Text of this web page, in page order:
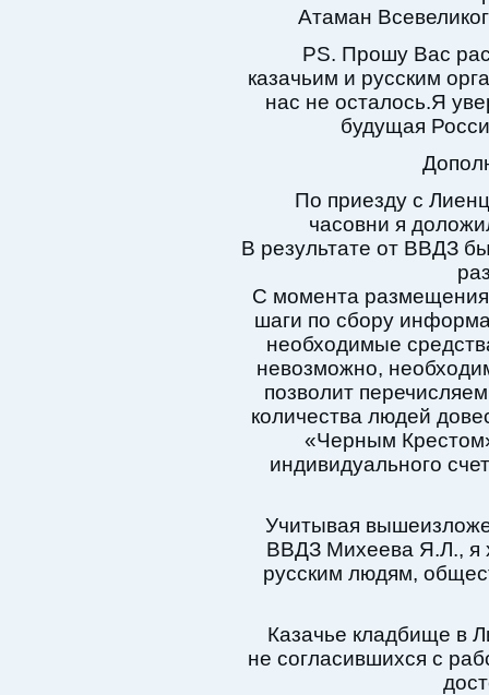
Атаман
PS. Прошу Вас
казачьим и русским
нас не осталось.Я
будущая
По приезду с
часовни я
В результате от ВВДЗ
С момента
шаги по сбору
необходимые
невозможно,
позволит
количества людей
«Черным
индивидуального
Учитывая
ВВДЗ Михеева Я.Л., я
русским людям,
Казачье кладбище в
не согласившихся с